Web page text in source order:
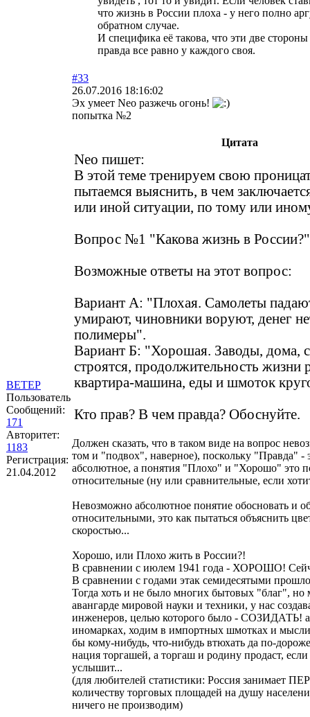
что жизнь в России плоха - у него полно
обратном случае.
И специфика её такова, что эти две
правда все равно у каждого своя.
ВЕТЕР
Пользователь
Сообщений:
171
Авторитет:
1183
Регистрация:
21.04.2012
#33
26.07.2016 18:16:02
Эх умеет Neo разжечь огонь!
попытка №2
Цитата
Neo пишет:
В этой теме тренируем свою
пытаемся выяснить, в чем
или иной ситуации, по тому или
Вопрос №1 "Какова жизнь в России?"
Возможные ответы на этот вопрос:
Вариант А: "Плохая. Самолеты
умирают, чиновники воруют, денег
полимеры".
Вариант Б: "Хорошая. Заводы, дома,
строятся, продолжительность жизни
квартира-машина, еды и шмоток
Кто прав? В чем правда? Обоснуйте.
Должен сказать, что в таком виде на вопрос
том и "подвох", наверное), поскольку "Правда" -
абсолютное, а понятия "Плохо" и "Хорошо" это
относительные (ну или сравнительные, если
Невозможно абсолютное понятие обосновать и
относительными, это как пытаться объяснить
скоростью...
Хорошо, или Плохо жить в России?!
В сравнении с июлем 1941 года - ХОРОШО!
В сравнении с годами этак семидесятыми
Тогда хоть и не было многих бытовых "благ",
авангарде мировой науки и техники, у нас
инженеров, целью которого было - СОЗИДАТЬ! а
иномарках, ходим в импортных шмотках и
бы кому-нибудь, что-нибудь втюхать да по-
нация торгашей, а торгаш и родину продаст,
услышит...
(для любителей статистики: Россия занимает
количеству торговых площадей на душу
ничего не производим)